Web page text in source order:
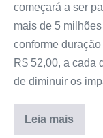
começará a ser
mais de 5
conforme
R$ 52,00, a cada
de diminuir os
Leia mais